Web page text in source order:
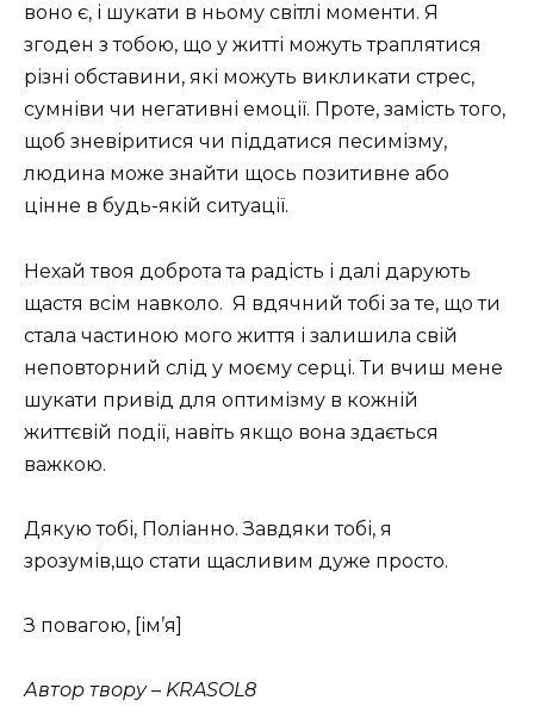
воно є, і шукати в ньому світлі моменти. Я
згоден з тобою, що у житті можуть траплятися
різні обставини, які можуть викликати стрес,
сумніви чи негативні емоції. Проте, замість того,
щоб зневіритися чи піддатися песимізму,
людина може знайти щось позитивне або
цінне в будь-якій ситуації.
Нехай твоя доброта та радість і далі дарують
щастя всім навколо. Я вдячний тобі за те, що ти
стала частиною мого життя і залишила свій
неповторний слід у моєму серці. Ти вчиш мене
шукати привід для оптимізму в кожній
життєвій події, навіть якщо вона здається
важкою.
Дякую тобі, Поліанно. Завдяки тобі, я
зрозумів,що стати щасливим дуже просто.
З повагою, [ім’я]
Автор твору – KRASOL8